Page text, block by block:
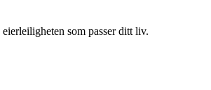
som passer ditt liv.